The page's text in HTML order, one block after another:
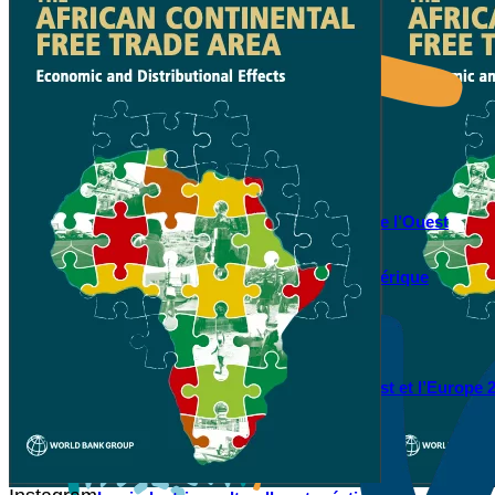
Facebook
LinkedIn
L’association
Nos partenaires
LE DÉBAT
Débat – Entrepreneuriat en Afrique de l’Ouest
Afrique de l’Ouest – États Unis d’Amérique
Changement climatique 2022
Les relations entre l’Afrique de l’Ouest et l’Europe
Enseignement supérieur 2021